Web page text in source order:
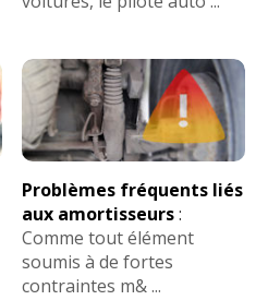
Problèmes fréquents liés
aux amortisseurs:
Comme tout élément
soumis à de fortes
contraintes m& ...